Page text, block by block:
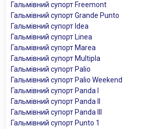
Гальмівний супорт Freemont
Гальмівний супорт Grande Punto
Гальмівний супорт Idea
Гальмівний супорт Linea
Гальмівний супорт Marea
Гальмівний супорт Multipla
Гальмівний супорт Palio
Гальмівний супорт Palio Weekend
Гальмівний супорт Panda I
Гальмівний супорт Panda II
Гальмівний супорт Panda III
Гальмівний супорт Punto 1